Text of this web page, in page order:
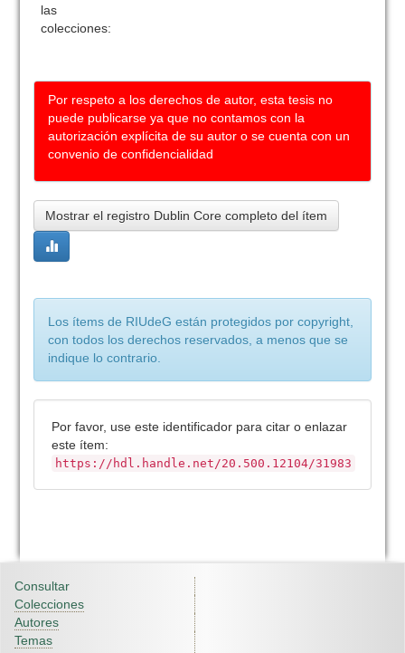
las
colecciones:
Por respeto a los derechos de autor, esta tesis no
puede publicarse ya que no contamos con la
autorización explícita de su autor o se cuenta con un
convenio de confidencialidad
Mostrar el registro Dublin Core completo del ítem
Los ítems de RIUdeG están protegidos por copyright,
con todos los derechos reservados, a menos que se
indique lo contrario.
Por favor, use este identificador para citar o enlazar
este ítem:
https://hdl.handle.net/20.500.12104/31983
Consultar
Colecciones
Autores
Temas